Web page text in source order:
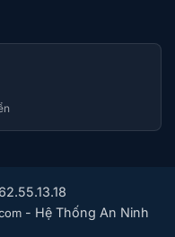
- Hệ Thống An Ninh